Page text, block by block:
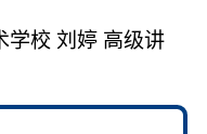
学校 刘婷 高级讲